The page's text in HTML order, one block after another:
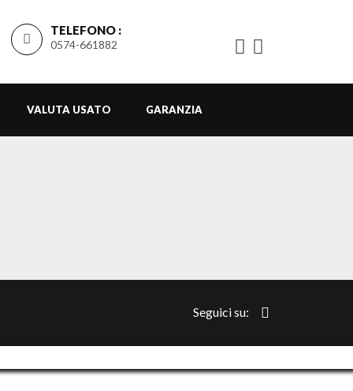
TELEFONO :
0574-661882
VALUTA USATO GARANZIA
Seguici su: